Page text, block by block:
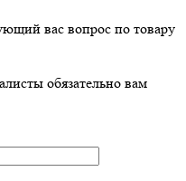
вас вопрос по товару
обязательно вам